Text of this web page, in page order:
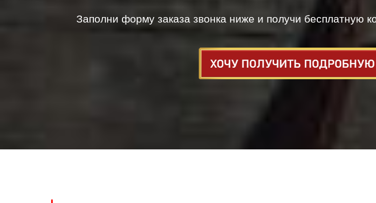
Заполни форму заказа звонка ниже и получи бесплатную